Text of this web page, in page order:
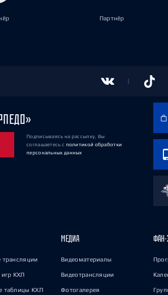
Партнёр
Подписываясь на рассылку, Вы
соглашаетесь с политикой обработки
персональных данных
трансляции
игр КХЛ
таблицы КХЛ
МЕДИА
Видеоматериалы
Видеотрансляции
Фотогалерея
ФАН-